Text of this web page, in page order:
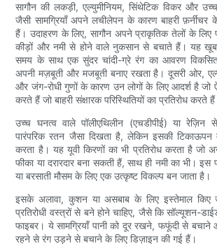
सागौन की लकड़ी, एल्युमीनियम, सिंथेटिक विकर और
जैसी सामग्रियाँ अपने लचीलेपन के कारण बाहरी फ़र्नीचर
हैं। उदाहरण के लिए, सागौन अपने प्राकृतिक तेलों के लिए
कीड़ों और नमी से होने वाले नुकसान से बचाते हैं। यह
समय के साथ एक सुंदर चांदी-ग्रे रंग का आवरण
अपनी मज़बूती और मजबूती बनाए रखता है। दूसरी ओर,
और जंग-रोधी गुणों के कारण उन लोगों के लिए आदर्श है जो
करते हैं जो बाहरी संक्षारक परिस्थितियों का प्रतिरोध करते
उच्च घनत्व वाले पॉलीएथिलीन (एचडीपीई) या रेज़िन
पारंपरिक रतन जैसा दिखता है, लेकिन इसकी टिकाऊपन
करता है। यह यूवी किरणों का भी प्रतिरोध करता है जो
फीका या दरारदार बना सकती हैं, साथ ही नमी का भी।
या बरसाती मौसम के लिए एक उत्कृष्ट विकल्प बन जाता है।
इसके अलावा, कुशन या असबाब के लिए इस्तेमाल किए
प्रतिरोधी वस्त्रों से बने होने चाहिए, जैसे कि सॉल्यूशन-
फाइबर। ये सामग्रियाँ पानी को दूर रखने, फफूंदी से
रहने से रंग उड़ने से बचाने के लिए डिज़ाइन की गई हैं।